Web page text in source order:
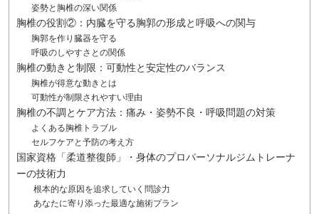
姿勢と胸椎の深い関係
胸椎の役割②：内臓を守る胸郭の形成と呼吸への関与
胸郭を作り臓器を守る
呼吸のしやすさとの関係
胸椎の動きと制限：可動性と安定性のバランス
胸椎が得意な動きとは
可動性が制限されやすい理由
胸椎の不調とケア方法：痛み・姿勢不良・呼吸問題の対策
よくある胸椎トラブル
セルフケアと予防の考え方
国家資格「柔道整復師」・身体のプロパーソナルジムトレーナ
ーの技術力
根本的な原因を追求していく問診力
あなたに寄り添った最適な施術プラン